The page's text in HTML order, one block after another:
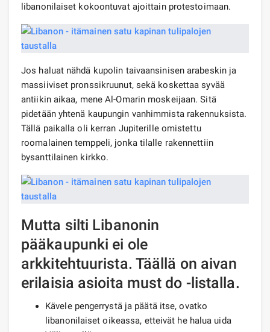
libanonilaiset kokoontuvat ajoittain protestoimaan.
Jos haluat nähdä kupolin taivaansinisen arabeskin ja
massiiviset pronssikruunut, sekä koskettaa syvää
antiikin aikaa, mene Al-Omarin moskeijaan. Sitä
pidetään yhtenä kaupungin vanhimmista rakennuksista.
Tällä paikalla oli kerran Jupiterille omistettu
roomalainen temppeli, jonka tilalle rakennettiin
bysanttilainen kirkko.
Mutta silti Libanonin
pääkaupunki ei ole
arkkitehtuurista. Täällä on aivan
erilaisia ​​asioita must do -listalla.
Kävele pengerrystä ja päätä itse, ovatko
libanonilaiset oikeassa, etteivät he halua uida